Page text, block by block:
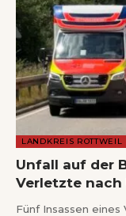
LANDKREIS ROTTWEIL
Unfall auf der
Verletzte nach
Fünf Insassen